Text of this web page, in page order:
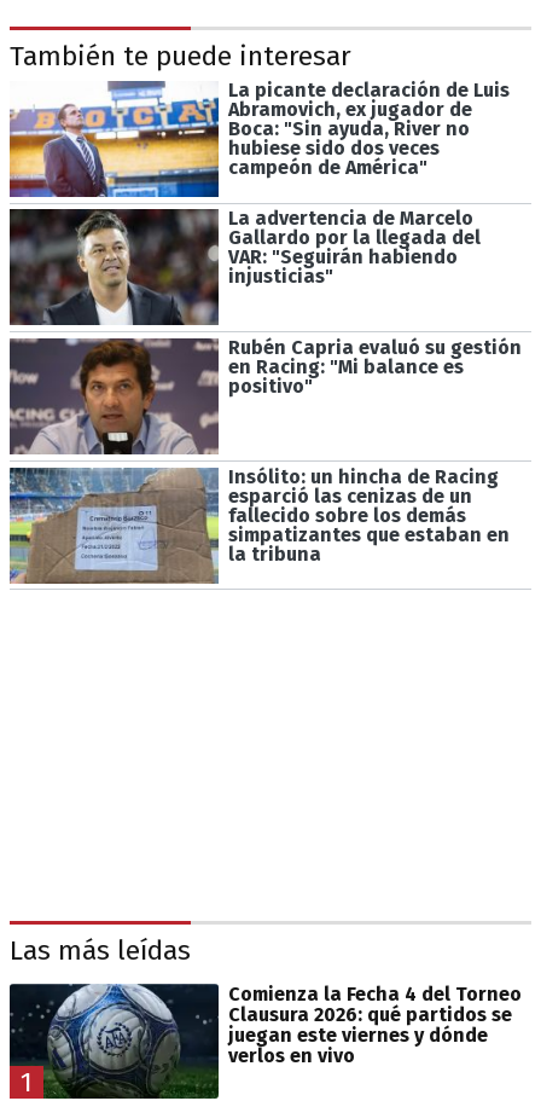
También te puede interesar
La picante declaración de Luis
Abramovich, ex jugador de
Boca: "Sin ayuda, River no
hubiese sido dos veces
campeón de América"
La advertencia de Marcelo
Gallardo por la llegada del
VAR: "Seguirán habiendo
injusticias"
Rubén Capria evaluó su gestión
en Racing: "Mi balance es
positivo"
Insólito: un hincha de Racing
esparció las cenizas de un
fallecido sobre los demás
simpatizantes que estaban en
la tribuna
Las más leídas
1
Comienza la Fecha 4 del Torneo
Clausura 2026: qué partidos se
juegan este viernes y dónde
verlos en vivo